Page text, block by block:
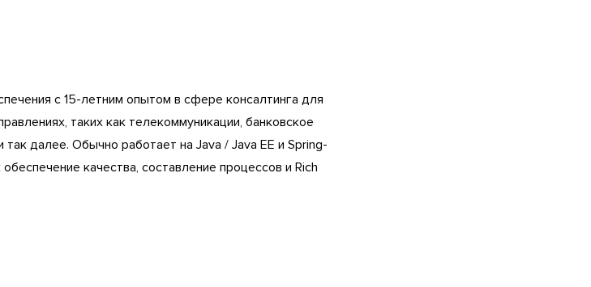
с 15-летним опытом в сфере консалтинга для
таких как телекоммуникации, банковское
так далее. Обычно работает на Java / Java EE и Spring-
качества, составление процессов и Rich